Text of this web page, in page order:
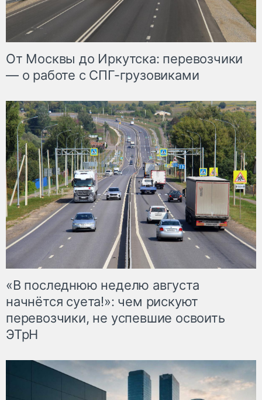
От Москвы до Иркутска: перевозчики
— о работе с СПГ-грузовиками
«В последнюю неделю августа
начнётся суета!»: чем рискуют
перевозчики, не успевшие освоить
ЭТрН